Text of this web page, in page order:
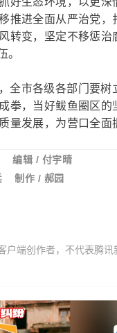
推进全面从严治党，
转变，坚定不移惩治
。
全市各级各部门要树
拳，当好鲅鱼圈区的
量发展，为营口全面
编辑 / 付宇晴
制作 / 郝园
户端创作者，不代表腾讯